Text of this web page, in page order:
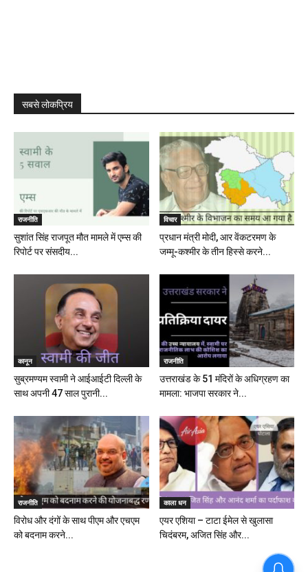
सबसे लोकप्रिय
राजनीति
सुशांत सिंह राजपूत मौत मामले में एम्स की
रिपोर्ट पर संसदीय...
विचार
प्रधान मंत्री मोदी, आर वेंकटरमण के
जम्मू-कश्मीर के तीन हिस्से करने...
कानून
सुब्रमण्यम स्वामी ने आईआईटी दिल्ली के
साथ अपनी 47 साल पुरानी...
राजनीति
उत्तराखंड के 51 मंदिरों के अधिग्रहण का
मामला: भाजपा सरकार ने...
राजनीति
विरोध और दंगों के साथ पीएम और एचएम
को बदनाम करने...
काला धन
एयर एशिया – टाटा ईमेल से खुलासा
चिदंबरम, अजित सिंह और...